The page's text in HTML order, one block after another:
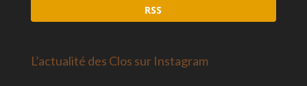
RSS
L’actualité des Clos sur Instagram